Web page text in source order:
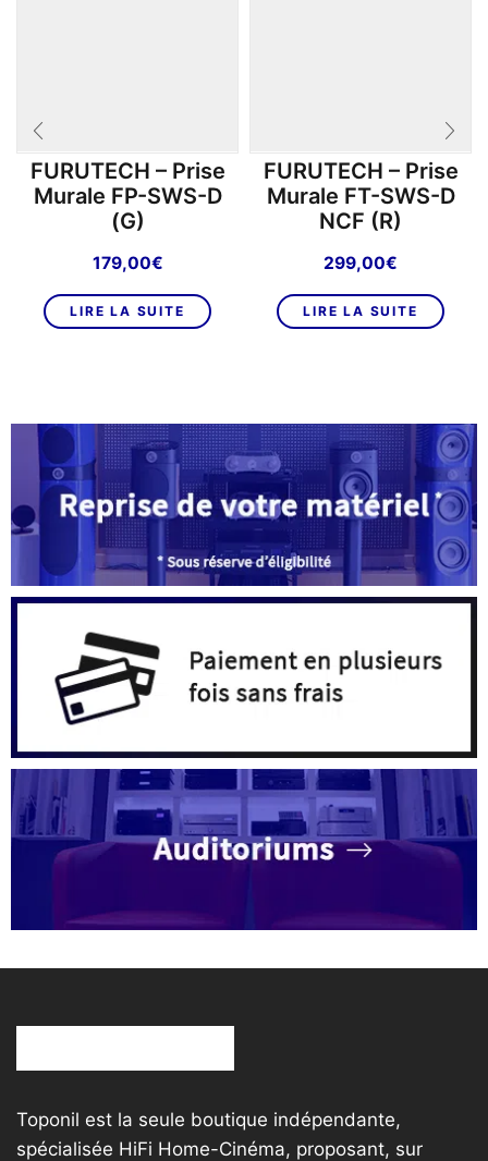
FURUTECH – Prise
Murale FP-SWS-D
(G)
179,00€
LIRE LA SUITE
FURUTECH – Prise
Murale FT-SWS-D
NCF (R)
299,00€
LIRE LA SUITE
Toponil est la seule boutique indépendante,
spécialisée HiFi Home-Cinéma, proposant, sur